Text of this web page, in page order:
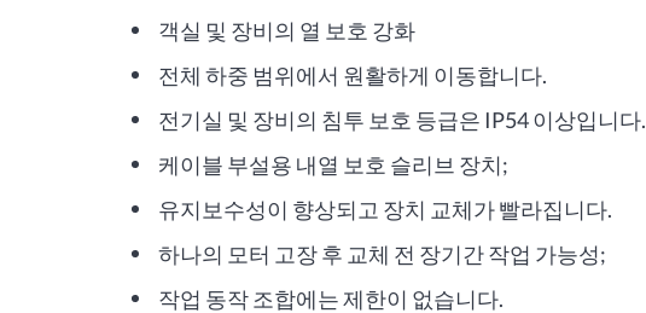
객실 및 장비의 열 보호 강화
전체 하중 범위에서 원활하게 이동합니다.
전기실 및 장비의 침투 보호 등급은 IP54 이상입니다.
케이블 부설용 내열 보호 슬리브 장치;
유지보수성이 향상되고 장치 교체가 빨라집니다.
하나의 모터 고장 후 교체 전 장기간 작업 가능성;
작업 동작 조합에는 제한이 없습니다.